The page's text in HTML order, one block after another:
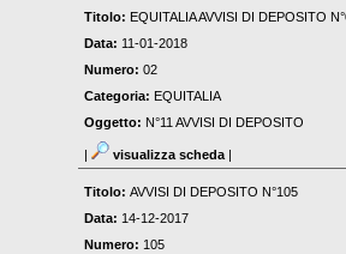
Titolo: EQUITALIA AVVISI DI DEPOSITO
Data: 11-01-2018
Numero: 02
Categoria: EQUITALIA
Oggetto: N°11 AVVISI DI DEPOSITO
| visualizza scheda |
Titolo: AVVISI DI DEPOSITO N°105
Data: 14-12-2017
Numero: 105